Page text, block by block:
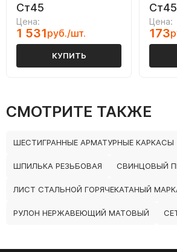
Ст45
Цена:
1 531руб./шт.
КУПИТЬ
Ст45
Цена:
173
СМОТРИТЕ ТАКЖЕ
ШЕСТИГРАННЫЕ АРМАТУРНЫЕ КАРКАСЫ
ШПИЛЬКА РЕЗЬБОВАЯ СВИНЦОВЫЙ
ЛИСТ СТАЛЬНОЙ ГОРЯЧЕКАТАНЫЙ
РУЛОН НЕРЖАВЕЮЩИЙ МАТОВЫЙ